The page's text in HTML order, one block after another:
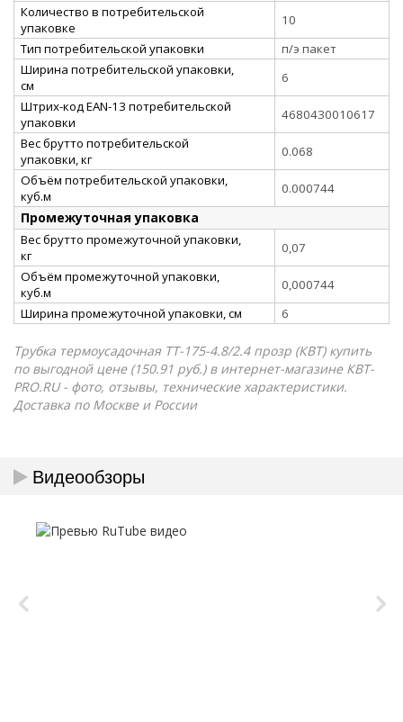
Количество в потребительской
упаковке
10
Тип потребительской упаковки
п/э пакет
Ширина потребительской упаковки,
см
6
Штрих-код EAN-13 потребительской
упаковки
4680430010617
Вес брутто потребительской
упаковки, кг
0.068
Объём потребительской упаковки,
куб.м
0.000744
Промежуточная упаковка
Вес брутто промежуточной упаковки,
кг
0,07
Объём промежуточной упаковки,
куб.м
0,000744
Ширина промежуточной упаковки, см
6
Трубка термоусадочная ТТ-175-4.8/2.4 прозр (КВТ) купить
по выгодной цене (150.91 руб.) в интернет-магазине КВТ-
PRO.RU - фото, отзывы, технические характеристики.
Доставка по Москве и России
Видеообзоры